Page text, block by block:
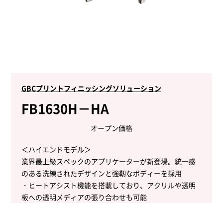
GBCプリントフィニッシングソリューション
FB1630H－HA
オープン価格
＜ハイエンドモデル＞
業界最上級スペックのアプリケーターが新登場。統一感
のある洗練されたデザインと強靭なボディーを採用
・ヒートアシスト機能を搭載しており、アクリルや透明
板への透明メディアの張り合わせも可能